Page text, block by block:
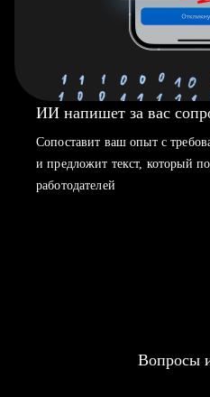
ИИ напишет за вас
Сопоставит ваш опыт с
и предложит текст, который
работодателей
Вопросы